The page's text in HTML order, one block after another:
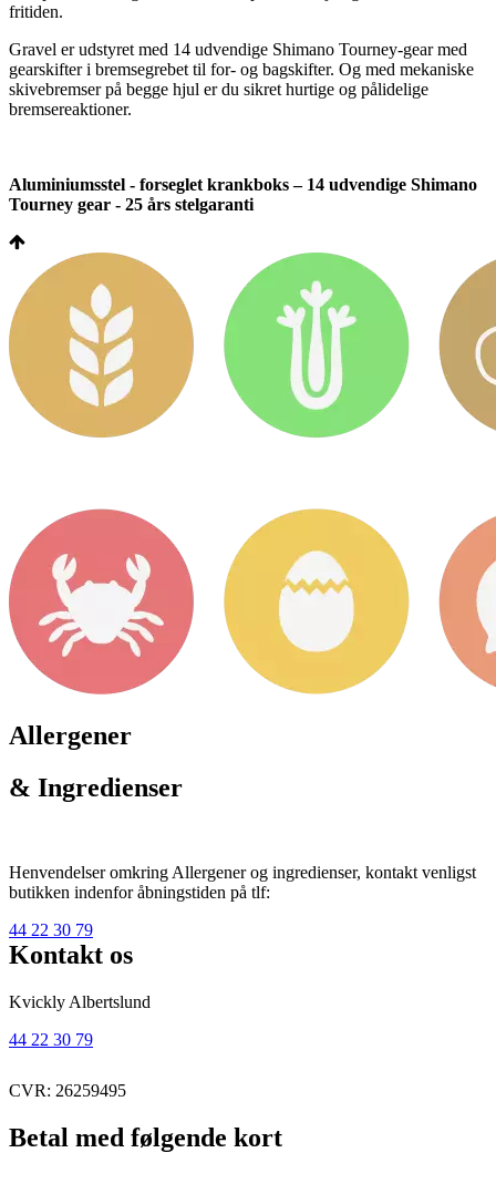
fritiden.
Gravel er udstyret med 14 udvendige Shimano Tourney-gear med
gearskifter i bremsegrebet til for- og bagskifter. Og med mekaniske
skivebremser på begge hjul er du sikret hurtige og pålidelige
bremsereaktioner.
Aluminiumsstel - forseglet krankboks – 14 udvendige Shimano
Tourney gear - 25 års stelgaranti
Allergener
& Ingredienser
Henvendelser omkring Allergener og ingredienser, kontakt venligst
butikken indenfor åbningstiden på tlf:
44 22 30 79
Kontakt os
Kvickly Albertslund
44 22 30 79
CVR: 26259495
Betal med følgende kort